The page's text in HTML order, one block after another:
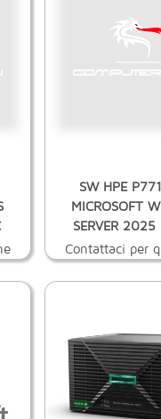
SW HPE
MICROSOFT
SERVER 2025
Contattaci per